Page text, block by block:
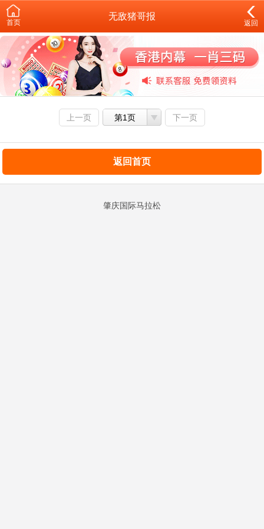
首页
无敌猪哥报
返回
上一页 第1页 下一页
返回首页
肇庆国际马拉松